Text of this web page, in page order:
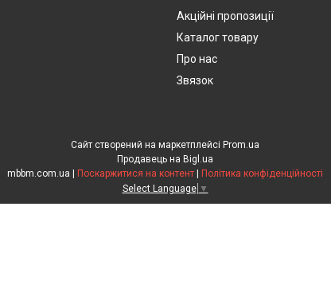
Акційні пропозиції
Каталог товару
Про нас
Звязок
Сайт створений на маркетплейсі Prom.ua
Продавець на Bigl.ua
Поскаржитися на контент
Політика конфіденційності
Select Language ▼